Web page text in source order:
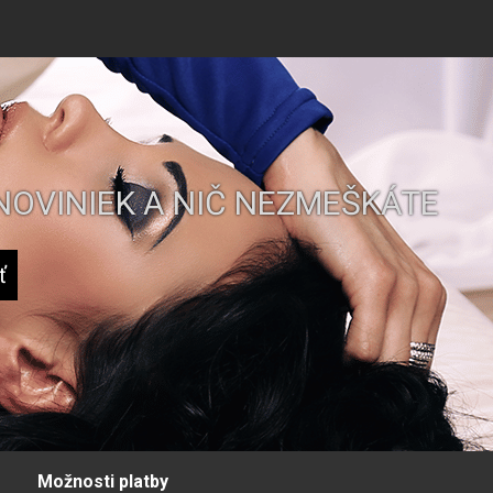
A NIČ NEZMEŠKÁTE
Možnosti platby